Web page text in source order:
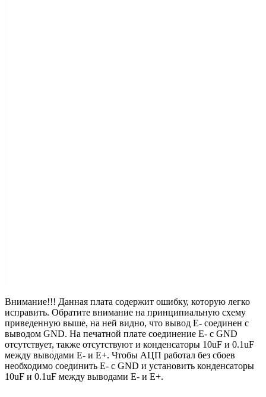
Внимание!!! Данная плата содержит ошибку, которую легко
исправить. Обратите внимание на принципиальную схему
приведенную выше, на ней видно, что вывод Е- соединен с
выводом GND. На печатной плате соединение Е- с GND
отсутствует, также отсутствуют и конденсаторы 10uF и 0.1uF
между выводами Е- и Е+. Чтобы АЦП работал без сбоев
необходимо соединить Е- с GND и установить конденсаторы
10uF и 0.1uF между выводами Е- и Е+.